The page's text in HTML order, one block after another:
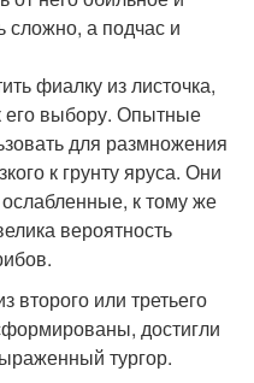
сложно, а подчас и
фиалку из листочка,
его выбору. Опытные
для размножения
к грунту яруса. Они
к тому же
вероятность
второго или третьего
достигли
тургор.